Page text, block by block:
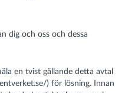
dig och oss och dessa
en tvist gällande detta avtal
) för lösning. Innan